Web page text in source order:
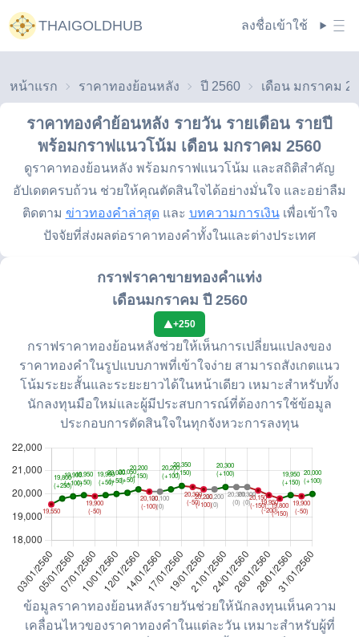
THAIGOLDHUB ลงชื่อเข้าใช้
หน้าแรก ราคาทองย้อนหลัง ปี 2560 เดือน มกราคม
ราคาทองคำย้อนหลัง รายวัน รายเดือน รายปี
พร้อมกราฟแนวโน้ม เดือน มกราคม 2560
ดูราคาทองย้อนหลัง พร้อมกราฟแนวโน้ม และสถิติสำคัญ
อัปเดตครบถ้วน ช่วยให้คุณตัดสินใจได้อย่างมั่นใจ และอย่าลืม
ติดตาม ข่าวทองคำล่าสุด และ บทความการเงิน เพื่อเข้าใจ
ปัจจัยที่ส่งผลต่อราคาทองคำทั้งในและต่างประเทศ
กราฟราคาขายทองคำแท่ง
เดือนมกราคม ปี 2560
+250
กราฟราคาทองย้อนหลังช่วยให้เห็นการเปลี่ยนแปลงของ
ราคาทองคำในรูปแบบภาพที่เข้าใจง่าย สามารถสังเกตแนว
โน้มระยะสั้นและระยะยาวได้ในหน้าเดียว เหมาะสำหรับทั้ง
นักลงทุนมือใหม่และผู้มีประสบการณ์ที่ต้องการใช้ข้อมูล
ประกอบการตัดสินใจในทุกจังหวะการลงทุน
ข้อมูลราคาทองย้อนหลังรายวันช่วยให้นักลงทุนเห็นความ
เคลื่อนไหวของราคาทองคำในแต่ละวัน เหมาะสำหรับผู้ที่